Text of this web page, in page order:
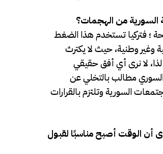
من الهجمات؟
؛ فتركيا تستخدم هذا الضغط
وطنية، حيث لا يكترث
لا نرى أي أفق حقيقي
مطالب بالتخلي عن
السورية وتلتزم بالقرارات
أن الوقت أصبح مناسبًا لقبول